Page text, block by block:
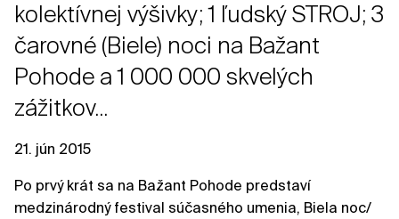
kolektívnej výšivky; 1 ľudský STROJ; 3
čarovné (Biele) noci na Bažant
Pohode a 1 000 000 skvelých
zážitkov...
21. jún 2015
Po prvý krát sa na Bažant Pohode predstaví
medzinárodný festival súčasného umenia, Biela noc/